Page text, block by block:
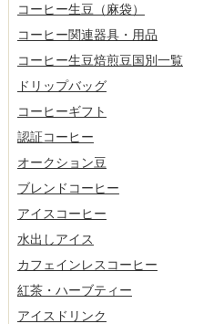
コーヒー生豆（麻袋）
コーヒー関連器具・用品
コーヒー生豆焙煎豆国別一覧
ドリップバッグ
コーヒーギフト
認証コーヒー
オークション豆
ブレンドコーヒー
アイスコーヒー
水出しアイス
カフェインレスコーヒー
紅茶・ハーブティー
アイスドリンク